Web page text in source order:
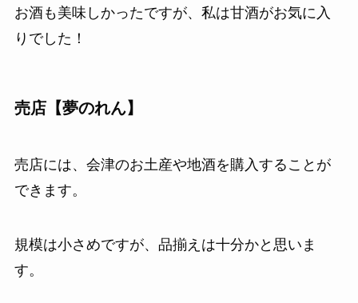
お酒も美味しかったですが、私は甘酒がお気に入
りでした！
売店【夢のれん】
売店には、会津のお土産や地酒を購入することが
できます。
規模は小さめですが、品揃えは十分かと思いま
す。